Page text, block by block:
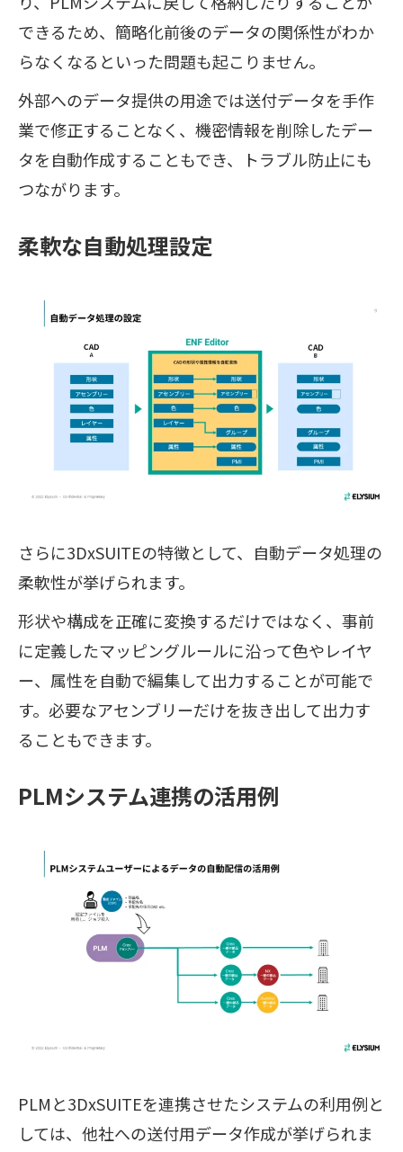
できるため、簡略化前後のデータの関係性がわか
らなくなるといった問題も起こりません。
外部へのデータ提供の用途では送付データを手作
業で修正することなく、機密情報を削除したデー
タを自動作成することもでき、トラブル防止にも
つながります。
柔軟な自動処理設定
さらに3DxSUITEの特徴として、自動データ処理の
柔軟性が挙げられます。
形状や構成を正確に変換するだけではなく、事前
に定義したマッピングルールに沿って色やレイヤ
ー、属性を自動で編集して出力することが可能で
す。必要なアセンブリーだけを抜き出して出力す
ることもできます。
PLMシステム連携の活用例
PLMと3DxSUITEを連携させたシステムの利用例と
しては、他社への送付用データ作成が挙げられま